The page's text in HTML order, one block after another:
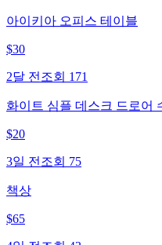
아이키아 오피스 테이블
$30
2달 전 조회 171
화이트 심플 데스크 드로어
$20
3일 전 조회 75
책상
$65